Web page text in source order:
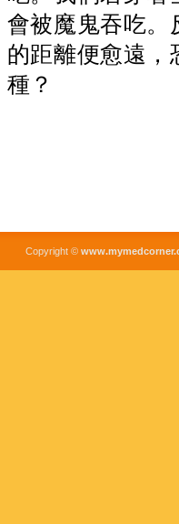
會被魔鬼吞吃。
的距離便愈遠，
種？
Copyright ©